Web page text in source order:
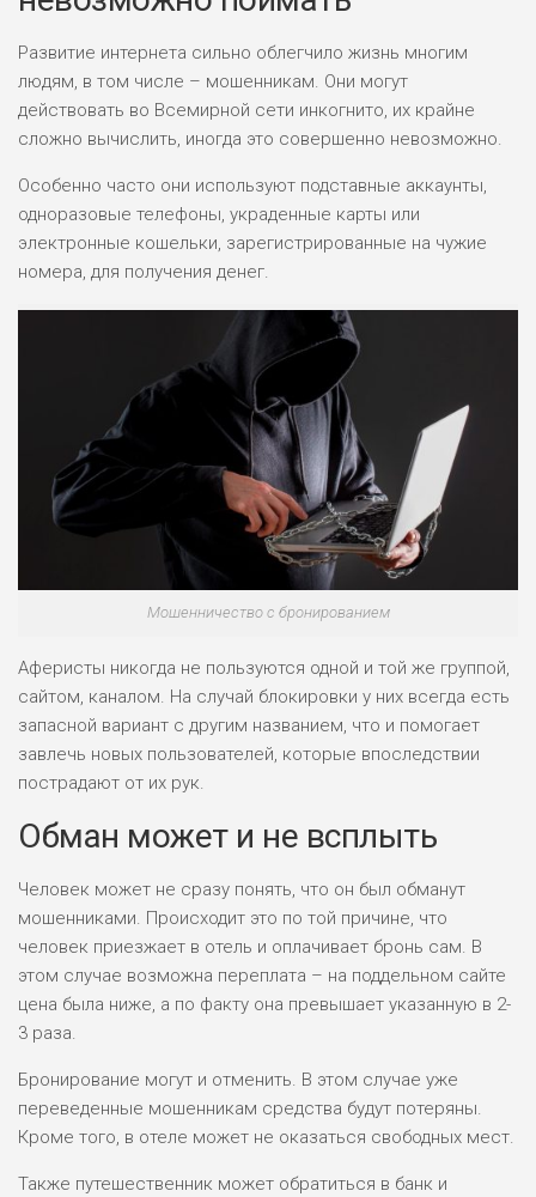
Развитие интернета сильно облегчило жизнь многим
людям, в том числе – мошенникам. Они могут
действовать во Всемирной сети инкогнито, их крайне
сложно вычислить, иногда это совершенно невозможно.
Особенно часто они используют подставные аккаунты,
одноразовые телефоны, украденные карты или
электронные кошельки, зарегистрированные на чужие
номера, для получения денег.
Мошенничество с бронированием
Аферисты никогда не пользуются одной и той же группой,
сайтом, каналом. На случай блокировки у них всегда есть
запасной вариант с другим названием, что и помогает
завлечь новых пользователей, которые впоследствии
пострадают от их рук.
Обман может и не всплыть
Человек может не сразу понять, что он был обманут
мошенниками. Происходит это по той причине, что
человек приезжает в отель и оплачивает бронь сам. В
этом случае возможна переплата – на поддельном сайте
цена была ниже, а по факту она превышает указанную в 2-
3 раза.
Бронирование могут и отменить. В этом случае уже
переведенные мошенникам средства будут потеряны.
Кроме того, в отеле может не оказаться свободных мест.
Также путешественник может обратиться в банк и